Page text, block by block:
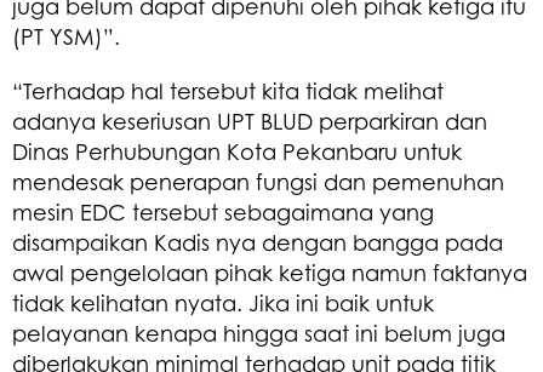
juga belum dapat dipenuhi oleh pihak ketiga itu
(PT YSM)”.
“Terhadap hal tersebut kita tidak melihat
adanya keseriusan UPT BLUD perparkiran dan
Dinas Perhubungan Kota Pekanbaru untuk
mendesak penerapan fungsi dan pemenuhan
mesin EDC tersebut sebagaimana yang
disampaikan Kadis nya dengan bangga pada
awal pengelolaan pihak ketiga namun faktanya
tidak kelihatan nyata. Jika ini baik untuk
pelayanan kenapa hingga saat ini belum juga
diberlakukan minimal terhadap unit pada titik